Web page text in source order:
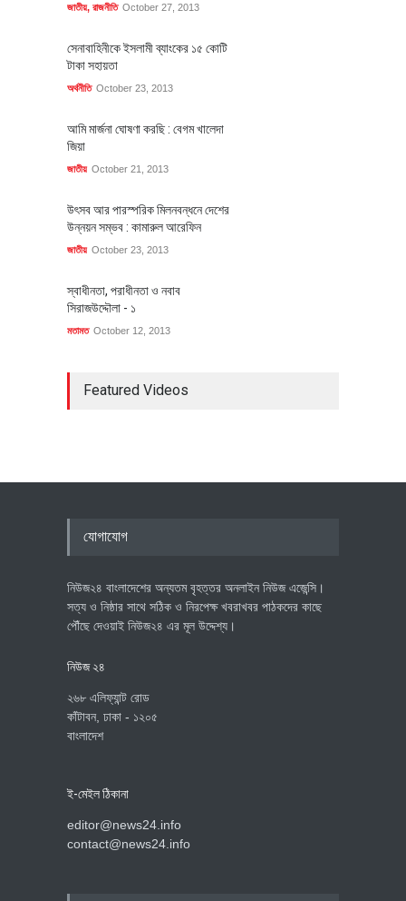
জাতীয়, রাজনীতি October 27, 2013
সেনাবাহিনীকে ইসলামী ব্যাংকের ১৫ কোটি
টাকা সহায়তা
অর্থনীতি October 23, 2013
আমি মার্জনা ঘোষণা করছি : বেগম খালেদা
জিয়া
জাতীয় October 21, 2013
উৎসব আর পারস্পরিক মিলনবন্ধনে দেশের
উন্নয়ন সম্ভব : কামারুল আরেফিন
জাতীয় October 23, 2013
স্বাধীনতা, পরাধীনতা ও নবাব
সিরাজউদ্দৌলা - ১
মতামত October 12, 2013
Featured Videos
যোগাযোগ
নিউজ২৪ বাংলাদেশের অন্যতম বৃহত্তর অনলাইন নিউজ এজেন্সি।
সত্য ও নিষ্ঠার সাথে সঠিক ও নিরপেক্ষ খবরাখবর পাঠকদের কাছে
পৌঁছে দেওয়াই নিউজ২৪ এর মূল উদ্দেশ্য।
নিউজ ২৪
২৬৮ এলিফ্যান্ট রোড
কাঁটাবন, ঢাকা - ১২০৫
বাংলাদেশ
ই-মেইল ঠিকানা
editor@news24.info
contact@news24.info